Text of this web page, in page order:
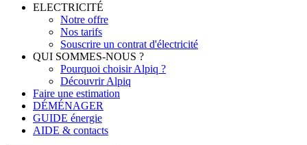
ELECTRICITÉ
Notre offre
Nos tarifs
Souscrire un contrat d'électricité
QUI SOMMES-NOUS ?
Pourquoi choisir Alpiq ?
Découvrir Alpiq
Faire une estimation
DÉMÉNAGER
GUIDE énergie
AIDE & contacts